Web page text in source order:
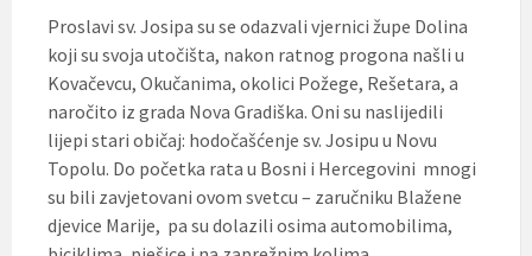
Proslavi sv. Josipa su se odazvali vjernici župe Dolina
koji su svoja utočišta, nakon ratnog progona našli u
Kovačevcu, Okučanima, okolici Požege, Rešetara, a
naročito iz grada Nova Gradiška. Oni su naslijedili
lijepi stari običaj: hodočašćenje sv. Josipu u Novu
Topolu. Do početka rata u Bosni i Hercegovini mnogi
su bili zavjetovani ovom svetcu – zaručniku Blažene
djevice Marije, pa su dolazili osima automobilima,